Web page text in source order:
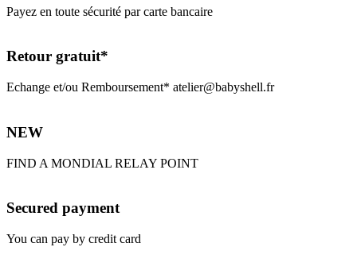
Payez en toute sécurité par carte bancaire
Retour gratuit*
Echange et/ou Remboursement* atelier@babyshell.fr
NEW
FIND A MONDIAL RELAY POINT
Secured payment
You can pay by credit card